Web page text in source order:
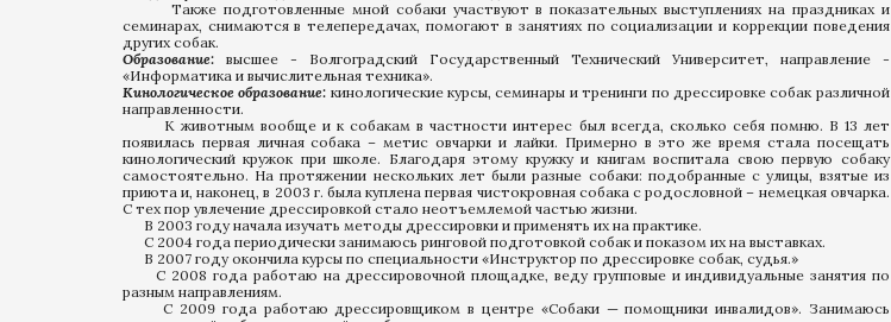
Также подготовленные мной собаки участвуют в показательных выступлениях на праздниках и
семинарах, снимаются в телепередачах, помогают в занятиях по социализации и коррекции поведения
других собак.
Образование:
высшее - Волгоградский Государственный Технический Университет, направление -
«Информатика и вычислительная техника».
Кинологическое образование: кинологические курсы, семинары и тренинги по дрессировке собак различной
направленности.
К животным вообще и к собакам в частности интерес был всегда, сколько себя помню. В 13 лет
появилась первая личная собака – метис овчарки и лайки. Примерно в это же время стала посещать
кинологический кружок при школе. Благодаря этому кружку и книгам воспитала свою первую собаку
самостоятельно. На протяжении нескольких лет были разные собаки: подобранные с улицы, взятые из
приюта и, наконец, в 2003 г. была куплена первая чистокровная собака с родословной – немецкая овчарка.
С тех пор увлечение дрессировкой стало неотъемлемой частью жизни.
В 2003 году начала изучать методы дрессировки и применять их на практике.
С 2004 года периодически занимаюсь ринговой подготовкой собак и показом их на выставках.
В 2007 году окончила курсы по специальности «Инструктор по дрессировке собак, судья.»
С 2008 года работаю на дрессировочной площадке, веду групповые и индивидуальные занятия по
разным направлениям.
С 2009 года работаю дрессировщиком в центре «Собаки — помощники инвалидов». Занимаюсь